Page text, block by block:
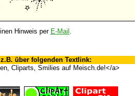
Hinweis per E-Mail
über folgenden Textlink:
Cliparts, Smilies auf Meisch.de!</a>